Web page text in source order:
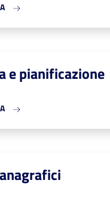
e pianificazione